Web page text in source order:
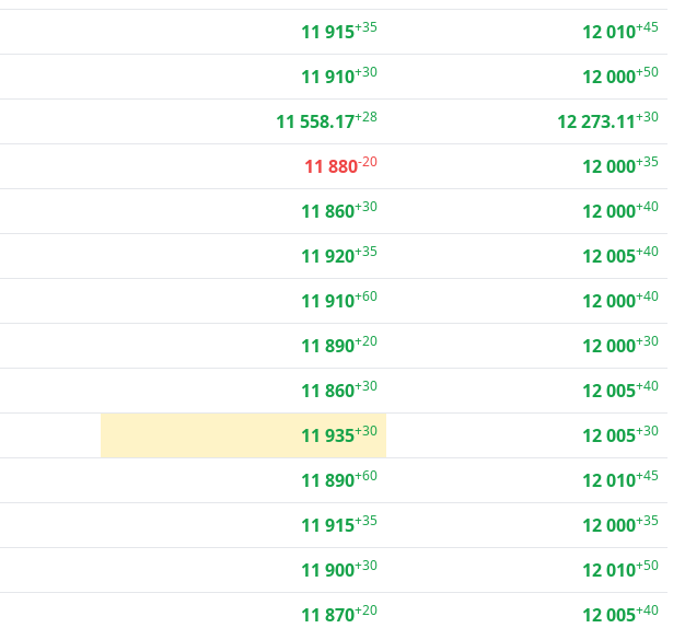
11 915+35 12 010+45
11 910+30 12 000+50
11 558.17+28 12 273.11+30
11 880-20 12 000+35
11 860+30 12 000+40
11 920+35 12 005+40
11 910+60 12 000+40
11 890+20 12 000+30
11 860+30 12 005+40
11 935+30 12 005+30
11 890+60 12 010+45
11 915+35 12 000+35
11 900+30 12 010+50
11 870+20 12 005+40